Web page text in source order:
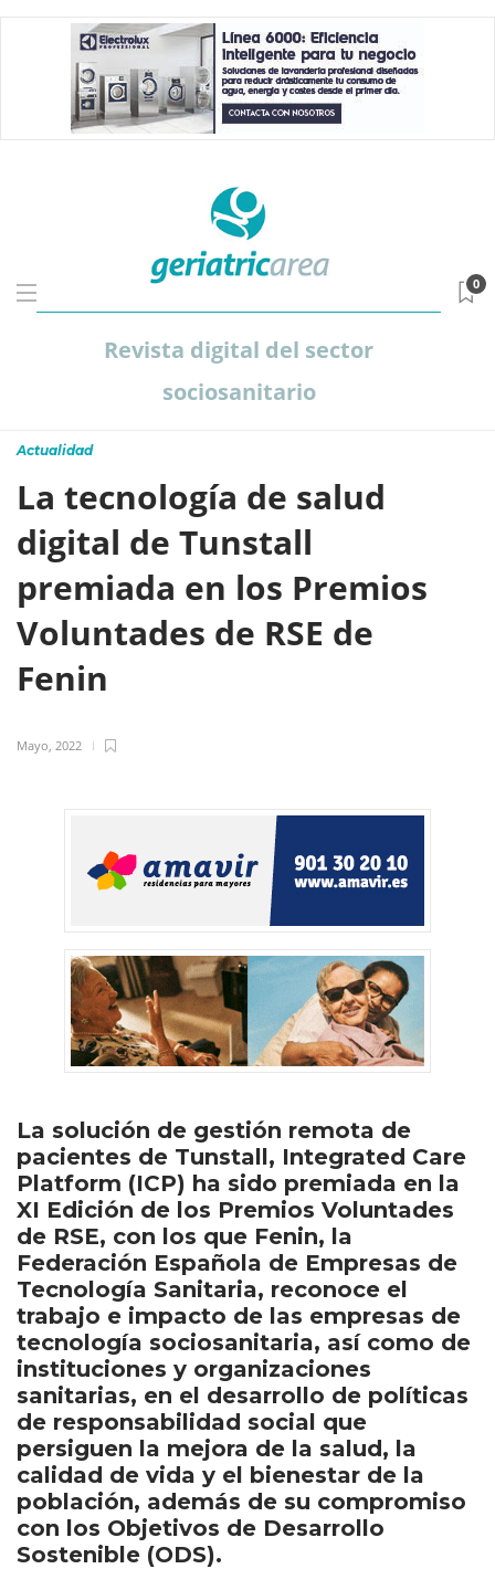
Revista digital del sector
sociosanitario
0
Actualidad
La tecnología de salud
digital de Tunstall
premiada en los Premios
Voluntades de RSE de
Fenin
Mayo, 2022
La solución de gestión remota de
pacientes de Tunstall, Integrated Care
Platform (ICP) ha sido premiada en la
XI Edición de los Premios Voluntades
de RSE, con los que Fenin, la
Federación Española de Empresas de
Tecnología Sanitaria, reconoce el
trabajo e impacto de las empresas de
tecnología sociosanitaria, así como de
instituciones y organizaciones
sanitarias, en el desarrollo de políticas
de responsabilidad social que
persiguen la mejora de la salud, la
calidad de vida y el bienestar de la
población, además de su compromiso
con los Objetivos de Desarrollo
Sostenible (ODS).